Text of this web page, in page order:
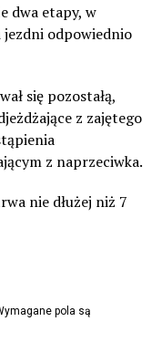
dwa etapy, w
odpowiednio
się pozostałą,
z zajętego
z naprzeciwka.
nie dłużej niż 7
pola są